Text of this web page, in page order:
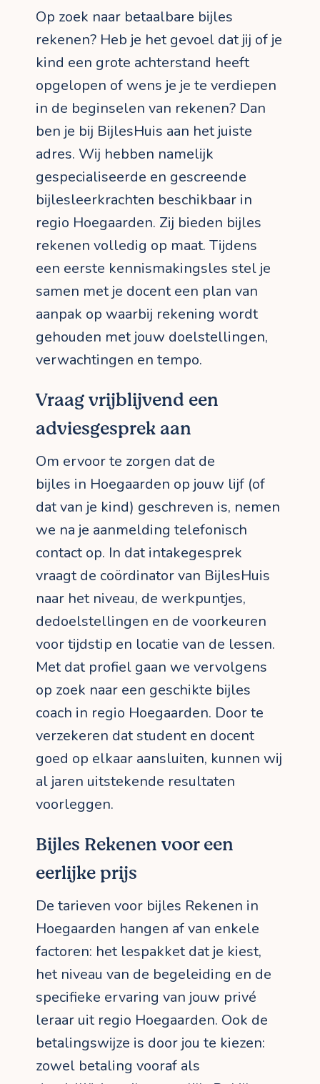
Op zoek naar betaalbare bijles
rekenen? Heb je het gevoel dat jij of je
kind een grote achterstand heeft
opgelopen of wens je je te verdiepen
in de beginselen van rekenen? Dan
ben je bij BijlesHuis aan het juiste
adres. Wij hebben namelijk
gespecialiseerde en gescreende
bijlesleerkrachten beschikbaar in
regio Hoegaarden. Zij bieden bijles
rekenen volledig op maat. Tijdens
een eerste kennismakingsles stel je
samen met je docent een plan van
aanpak op waarbij rekening wordt
gehouden met jouw doelstellingen,
verwachtingen en tempo.
Vraag vrijblijvend een
adviesgesprek aan
Om ervoor te zorgen dat de
bijles in Hoegaarden op jouw lijf (of
dat van je kind) geschreven is, nemen
we na je aanmelding telefonisch
contact op. In dat intakegesprek
vraagt de coördinator van BijlesHuis
naar het niveau, de werkpuntjes,
dedoelstellingen en de voorkeuren
voor tijdstip en locatie van de lessen.
Met dat profiel gaan we vervolgens
op zoek naar een geschikte bijles
coach in regio Hoegaarden. Door te
verzekeren dat student en docent
goed op elkaar aansluiten, kunnen wij
al jaren uitstekende resultaten
voorleggen.
Bijles Rekenen voor een
eerlijke prijs
De tarieven voor bijles Rekenen in
Hoegaarden hangen af van enkele
factoren: het lespakket dat je kiest,
het niveau van de begeleiding en de
specifieke ervaring van jouw privé
leraar uit regio Hoegaarden. Ook de
betalingswijze is door jou te kiezen:
zowel betaling vooraf als